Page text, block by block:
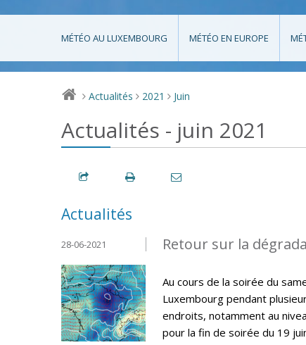
MÉTÉO AU LUXEMBOURG MÉTÉO EN EUROPE
> Actualités > 2021 > Juin
Actualités - juin 2021
Actualités
Retour sur la
28-06-2021
Au cours de la soirée du
Luxembourg pendant
endroits, notamment au
pour la fin de soirée du 19